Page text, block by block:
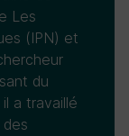
Les
(IPN) et
du
a travaillé